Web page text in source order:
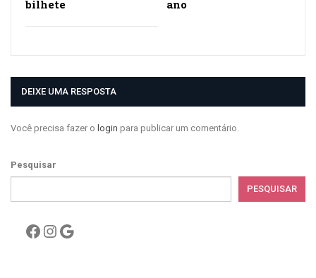
bilhete
ano
DEIXE UMA RESPOSTA
Você precisa fazer o login para publicar um comentário.
Pesquisar
PESQUISAR
Facebook
Instagram
Google